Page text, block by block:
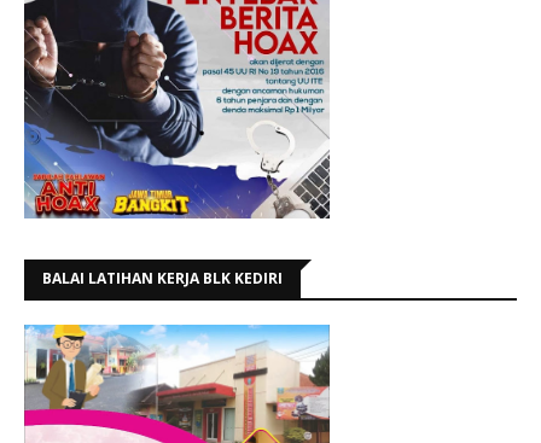
BALAI LATIHAN KERJA BLK KEDIRI